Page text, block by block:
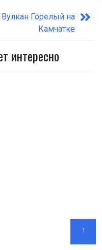
Вулкан Горелый на
Камчатке
интересно
↑